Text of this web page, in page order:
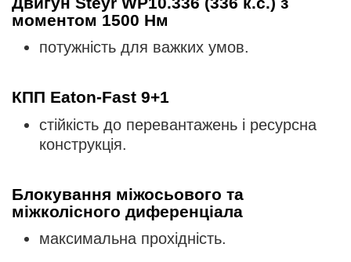
моментом 1500 Нм
потужність для важких умов.
КПП Eaton-Fast 9+1
стійкість до перевантажень і ресурсна
конструкція.
Блокування міжосьового та
міжколісного диференціала
максимальна прохідність.